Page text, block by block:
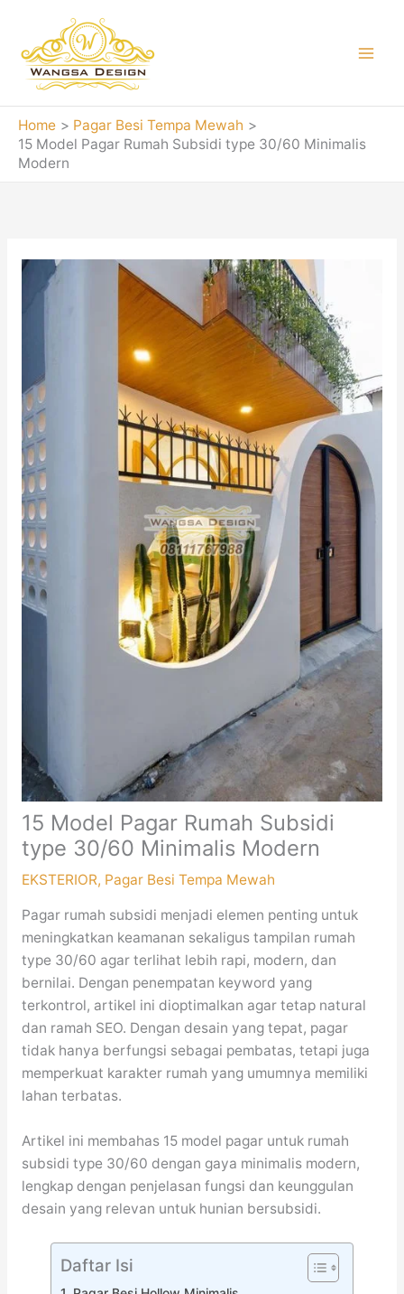
content
Home
Pagar Besi Tempa Mewah
15 Model Pagar Rumah Subsidi type 30/60 Minimalis
Modern
15 Model Pagar Rumah Subsidi
type 30/60 Minimalis Modern
EKSTERIOR, Pagar Besi Tempa Mewah
Pagar rumah subsidi menjadi elemen penting untuk
meningkatkan keamanan sekaligus tampilan rumah
type 30/60 agar terlihat lebih rapi, modern, dan
bernilai. Dengan penempatan keyword yang
terkontrol, artikel ini dioptimalkan agar tetap natural
dan ramah SEO. Dengan desain yang tepat, pagar
tidak hanya berfungsi sebagai pembatas, tetapi juga
memperkuat karakter rumah yang umumnya memiliki
lahan terbatas.
Artikel ini membahas 15 model pagar untuk rumah
subsidi type 30/60 dengan gaya minimalis modern,
lengkap dengan penjelasan fungsi dan keunggulan
desain yang relevan untuk hunian bersubsidi.
Daftar Isi